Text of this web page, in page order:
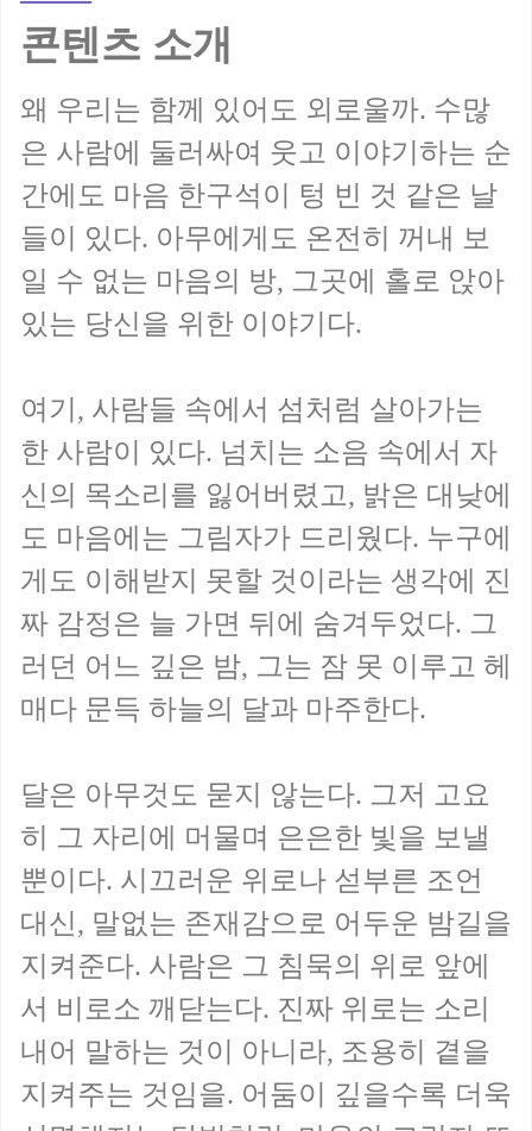
콘텐츠 소개
왜 우리는 함께 있어도 외로울까. 수많
은 사람에 둘러싸여 웃고 이야기하는 순
간에도 마음 한구석이 텅 빈 것 같은 날
들이 있다. 아무에게도 온전히 꺼내 보
일 수 없는 마음의 방, 그곳에 홀로 앉아
있는 당신을 위한 이야기다.
여기, 사람들 속에서 섬처럼 살아가는
한 사람이 있다. 넘치는 소음 속에서 자
신의 목소리를 잃어버렸고, 밝은 대낮에
도 마음에는 그림자가 드리웠다. 누구에
게도 이해받지 못할 것이라는 생각에 진
짜 감정은 늘 가면 뒤에 숨겨두었다. 그
러던 어느 깊은 밤, 그는 잠 못 이루고 헤
매다 문득 하늘의 달과 마주한다.
달은 아무것도 묻지 않는다. 그저 고요
히 그 자리에 머물며 은은한 빛을 보낼
뿐이다. 시끄러운 위로나 섣부른 조언
대신, 말없는 존재감으로 어두운 밤길을
지켜준다. 사람은 그 침묵의 위로 앞에
서 비로소 깨닫는다. 진짜 위로는 소리
내어 말하는 것이 아니라, 조용히 곁을
지켜주는 것임을. 어둠이 깊을수록 더욱